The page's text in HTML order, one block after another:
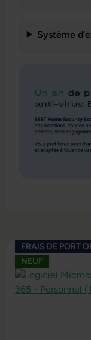
Système
Ignorer la galerie de
FRAIS DE PORT
NEUF